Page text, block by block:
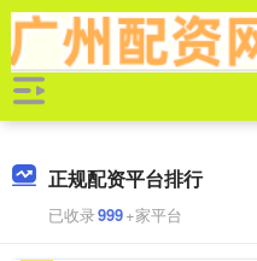
正规配资平台排行
已收录999+家平台